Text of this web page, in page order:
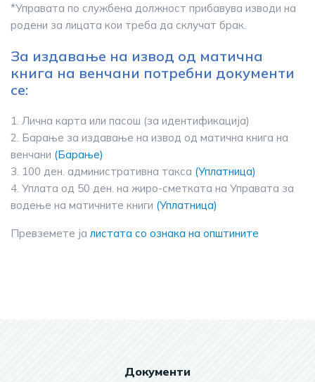
*Управата по службена должност прибавува изводи на
родени за лицата кои треба да склучат брак.
За издавање на извод од матична
книга на венчани потребни документи
се:
1. Лична карта или пасош (за идентификација)
2. Барање за издавање на извод од матична книга на
венчани (Барање)
3. 100 ден. административна такса (Уплатница)
4. Уплата од 50 ден. на жиро-сметката на Управата за
водење на матичните книги (Уплатница)
Превземете ја листата со ознака на општините
Документи